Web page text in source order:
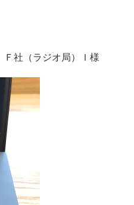
Ｆ社（ラジオ局）Ｉ様